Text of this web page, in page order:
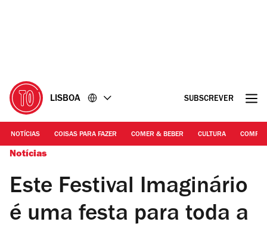
LISBOA SUBSCREVER
NOTÍCIAS COISAS PARA FAZER COMER & BEBER CULTURA
Notícias
Este Festival Imaginário
é uma festa para toda a